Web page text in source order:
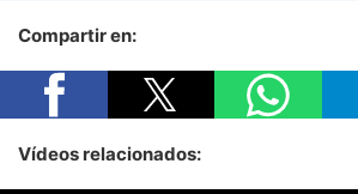
Compartir en:
Vídeos relacionados: